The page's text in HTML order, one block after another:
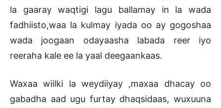
la gaaray waqtigi lagu ballamay in la wada
fadhiisto,waa la kulmay iyada oo ay gogoshaa
wada joogaan odayaasha labada reer iyo
reeraha kale ee la yaal deegaankaas.
Waxaa wiilki la weydiiyay ,maxaa dhacay oo
gabadha aad ugu furtay dhaqsidaas, wuxuuna